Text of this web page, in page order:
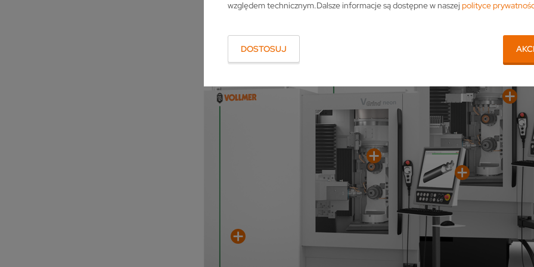
względem technicznym.Dalsze informacje są dostępne w naszej polityce
DOSTOSUJ
STABILNA KONCEPCJA ŚCIAN
OBRÓBKA
Dwa wrzeciona szlifujące
ze ściernicą w punkcie obrotu osi C.
czasy obróbki zasadniczej dzięki
posuwu osi liniowych.
Hasło
świata